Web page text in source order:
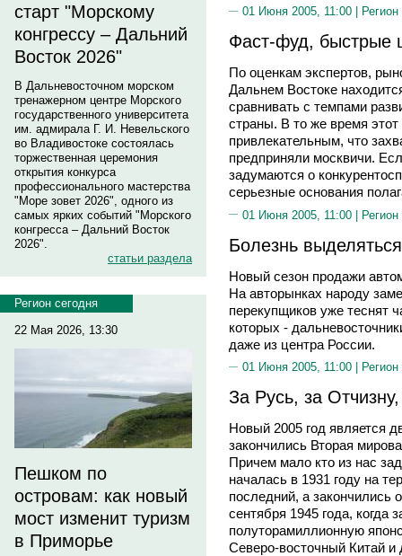
старт "Морскому
конгрессу – Дальний
Восток 2026"
В Дальневосточном морском
тренажерном центре Морского
государственного университета
им. адмирала Г. И. Невельского
во Владивостоке состоялась
торжественная церемония
открытия конкурса
профессионального мастерства
"Море зовет 2026", одного из
самых ярких событий "Морского
конгресса – Дальний Восток
2026".
статьи раздела
Регион сегодня
22 Мая 2026, 13:30
Пешком по
островам: как новый
мост изменит туризм
в Приморье
01 Июня 2005, 11:00 |
Фаст-фуд, быстрые
По оценкам экспертов,
Дальнем Востоке
сравнивать с темпами
страны. В то же время этот
привлекательным, что
предприняли москвичи.
задумаются о
серьезные основания
01 Июня 2005, 11:00 | Регион
Болезнь выделяться
Новый сезон продажи
На авторынках народу
перекупщиков уже теснят
которых -
даже из центра России.
01 Июня 2005, 11:00 |
За Русь, за
Новый 2005 год является
закончились Вторая
Причем мало кто из нас
началась в 1931 году на
последний, а закончились
сентября 1945 года, когда
полуторамиллионную
Северо-восточный Китай